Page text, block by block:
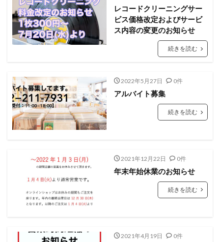
レコードクリーニングサー
ビス価格改定およびサービ
ス内容の変更のお知らせ
続きを読む
2022年5月27日 0件
アルバイト募集
続きを読む
2021年12月22日 0件
年末年始休業のお知らせ
続きを読む
2021年4月19日 0件